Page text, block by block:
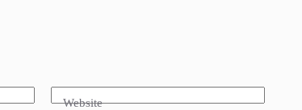
Website